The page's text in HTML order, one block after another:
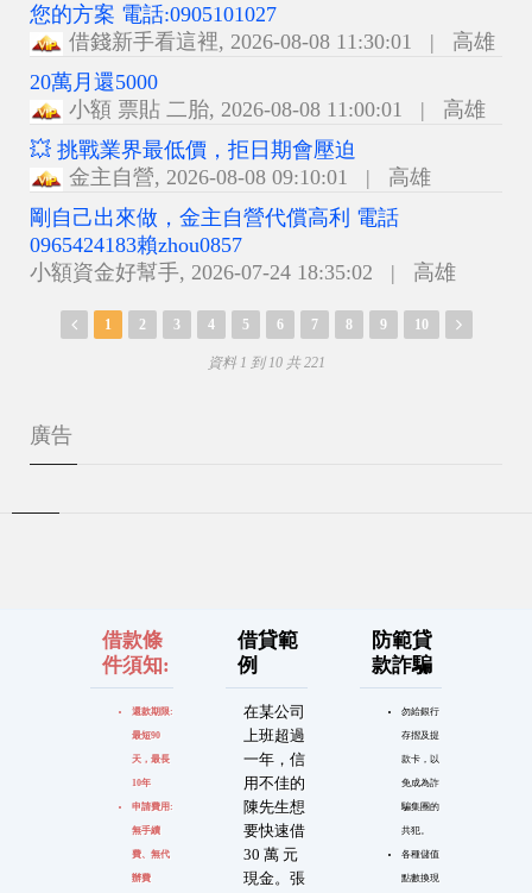
您的方案 電話:0905101027
借錢新手看這裡, 2026-08-08 11:30:01 |
高雄
20萬月還5000
小額 票貼 二胎, 2026-08-08 11:00:01 |
高雄
💥 挑戰業界最低價，拒日期會壓迫
金主自營, 2026-08-08 09:10:01 |
高雄
剛自己出來做，金主自營代償高利 電話
0965424183賴zhou0857
小額資金好幫手, 2026-07-24 18:35:02 | 高雄
1 2 3 4 5 6 7 8 9 10
資料 1 到 10 共 221
廣告
借款條
件須知:
還款期限:
最短90
天，最長
10年
申請費用:
無手續
費、無代
辦費
借貸範
例
在某公司
上班超過
一年，信
用不佳的
陳先生想
要快速借
30 萬 元
現金。張
防範貸
款詐騙
勿給銀行
存摺及提
款卡，以
免成為詐
騙集團的
共犯。
各種儲值
點數換現